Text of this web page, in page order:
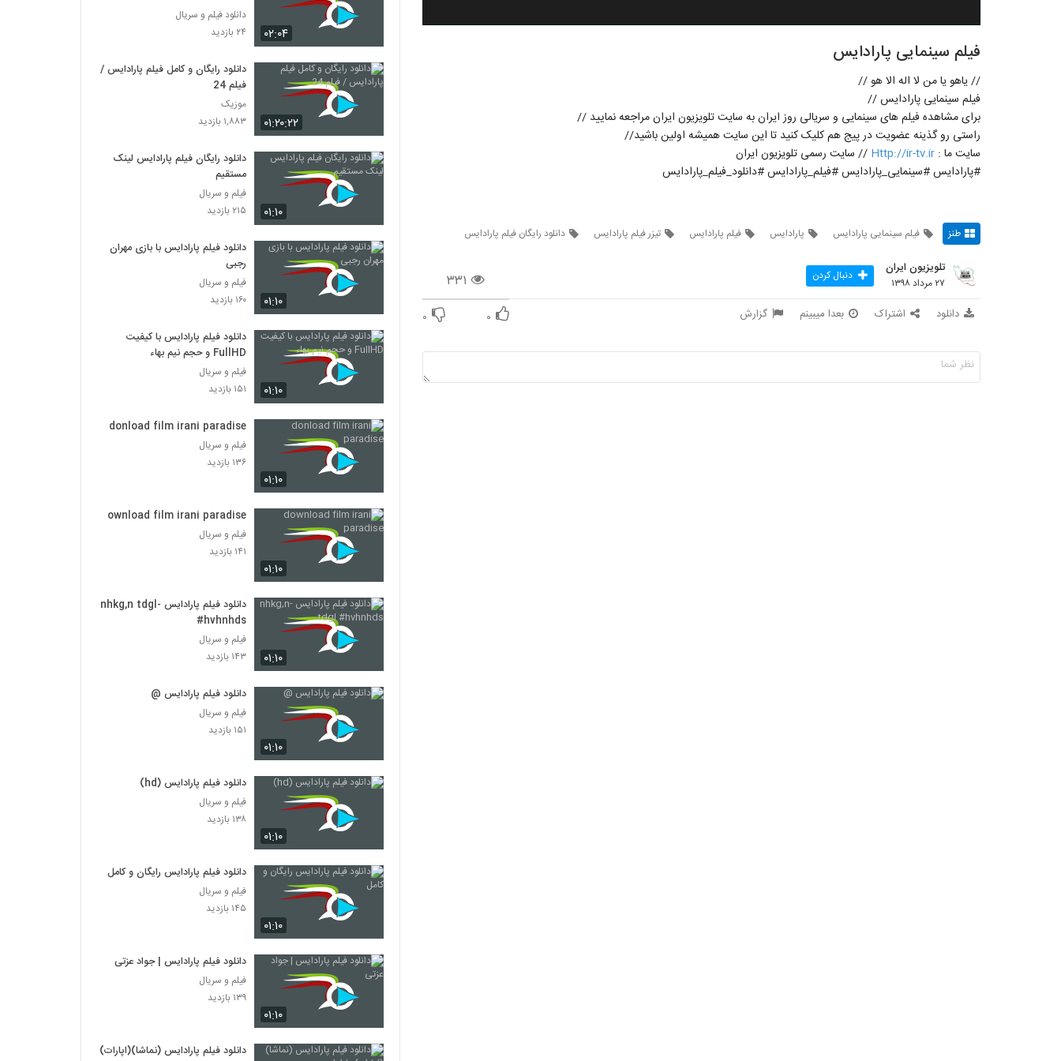
فیلم سینمایی پارادایس
// یاهو یا من لا اله الا هو //
فیلم سینمایی پارادایس //
برای مشاهده فیلم های سینمایی و سریالی روز ایران به سایت تلویزیون ایران مراجعه نمایید //
راستی رو گذینه عضویت در پیج هم کلیک کنید تا این سایت همیشه اولین باشید//
سایت ما : Http://ir-tv.ir // سایت رسمی تلویزیون ایران
#پارادایس #سینمایی_پارادایس #فیلم_پارادایس #دانلود_فیلم_پارادایس
طنز فیلم سینمایی پارادایس پارادایس فیلم پارادایس تیزر فیلم پارادایس دانلود رایگان فیلم پارادایس
۳۳۱
تلویزیون ایران
۲۷ مرداد ۱۳۹۸ دنبال کردن
دانلود اشتراک بعدا میبینم گزارش ۰ ۰
۰۲:۰۴
دانلود فیلم و سریال
۲۴ بازدید
۰۱:۲۰:۲۲
دانلود رایگان و کامل فیلم پارادایس /
فیلم 24
موزیک
۱,۸۸۳ بازدید
۰۱:۱۰
دانلود رایگان فیلم پارادایس لینک
مستقیم
فیلم و سریال
۲۱۵ بازدید
۰۱:۱۰
دانلود فیلم پارادایس با بازی مهران
رجبی
فیلم و سریال
۱۶۰ بازدید
۰۱:۱۰
دانلود فیلم پارادایس با کیفیت
FullHD و حجم نیم بهاء
فیلم و سریال
۱۵۱ بازدید
۰۱:۱۰
donload film irani paradise
فیلم و سریال
۱۳۶ بازدید
۰۱:۱۰
download film irani paradise
فیلم و سریال
۱۴۱ بازدید
۰۱:۱۰
دانلود فیلم پارادایس -nhkg,n tdgl
#hvhnhds
فیلم و سریال
۱۴۳ بازدید
۰۱:۱۰
دانلود فیلم پارادایس @
فیلم و سریال
۱۵۱ بازدید
۰۱:۱۰
دانلود فیلم پارادایس (hd)
فیلم و سریال
۱۳۸ بازدید
۰۱:۱۰
دانلود فیلم پارادایس رایگان و کامل
فیلم و سریال
۱۴۵ بازدید
۰۱:۱۰
دانلود فیلم پارادایس | جواد عزتی
فیلم و سریال
۱۳۹ بازدید
دانلود فیلم پارادایس (نماشا)(اپارات)